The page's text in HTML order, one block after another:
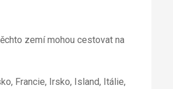
zemí mohou cestovat na
Francie, Irsko, Island, Itálie,